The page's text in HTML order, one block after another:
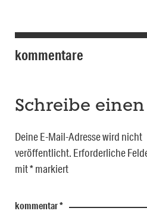
kommentare
Schreibe
Deine E-Mail-Adresse wird nicht
veröffentlicht. Erforderliche
mit*markiert
kommentar*